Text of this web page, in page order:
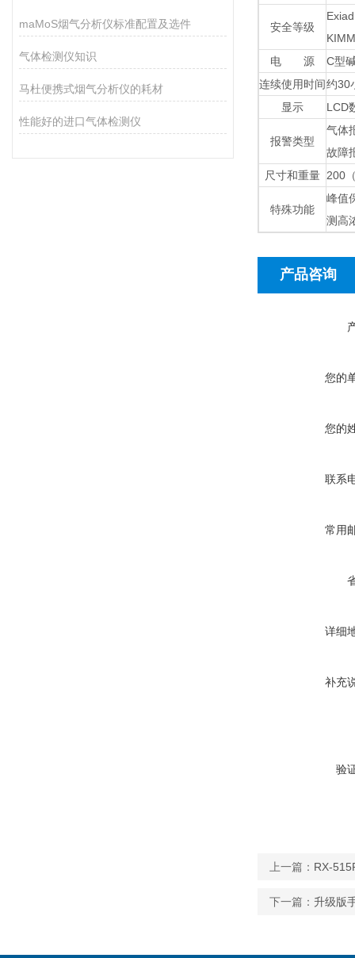
maMoS烟气分析仪标准配置及选件
气体检测仪知识
马杜便携式烟气分析仪的耗材
性能好的进口气体检测仪
安全等级
电 源
C型
连续使用时间约30
显示
LCD
报警类型
气体
故障
尺寸和重量 200
特殊功能
峰值
测高
产品咨询
您的
您的
联系
常用
详细
补充
验
上一篇： RX-
下一篇： 升级版